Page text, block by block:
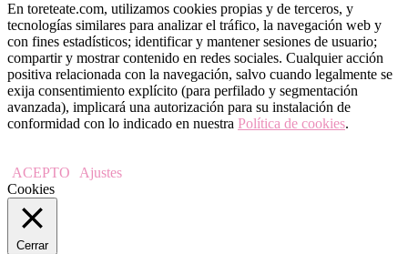
En toreteate.com, utilizamos cookies propias y de terceros, y
tecnologías similares para analizar el tráfico, la navegación web y
con fines estadísticos; identificar y mantener sesiones de usuario;
compartir y mostrar contenido en redes sociales. Cualquier acción
positiva relacionada con la navegación, salvo cuando legalmente se
exija consentimiento explícito (para perfilado y segmentación
avanzada), implicará una autorización para su instalación de
conformidad con lo indicado en nuestra Política de cookies.
ACEPTO
Ajustes
Cookies
Cerrar